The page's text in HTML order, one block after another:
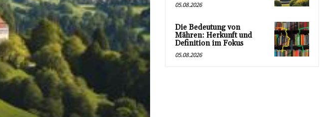
05.08.2026
Die Bedeutung von
Mähren: Herkunft und
Definition im Fokus
05.08.2026